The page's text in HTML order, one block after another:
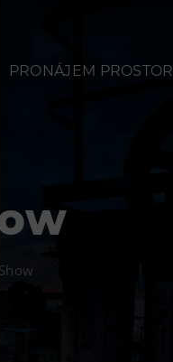
PRONÁJEM PROSTOR
Ubytování